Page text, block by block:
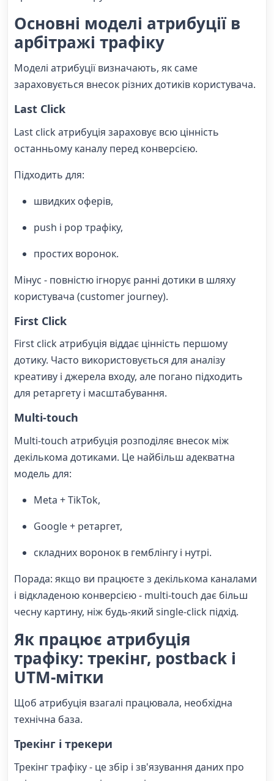
Основні моделі атрибуції в
арбітражі трафіку
Моделі атрибуції визначають, як саме
зараховується внесок різних дотиків користувача.
Last Click
Last click атрибуція зараховує всю цінність
останньому каналу перед конверсією.
Підходить для:
швидких оферів,
push і pop трафіку,
простих воронок.
Мінус - повністю ігнорує ранні дотики в шляху
користувача (customer journey).
First Click
First click атрибуція віддає цінність першому
дотику. Часто використовується для аналізу
креативу і джерела входу, але погано підходить
для ретаргету і масштабування.
Multi-touch
Multi-touch атрибуція розподіляє внесок між
декількома дотиками. Це найбільш адекватна
модель для:
Meta + TikTok,
Google + ретаргет,
складних воронок в гемблінгу і нутрі.
Порада: якщо ви працюєте з декількома каналами
і відкладеною конверсією - multi-touch дає більш
чесну картину, ніж будь-який single-click підхід.
Як працює атрибуція
трафіку: трекінг, postback і
UTM-мітки
Щоб атрибуція взагалі працювала, необхідна
технічна база.
Трекінг і трекери
Трекінг трафіку - це збір і зв'язування даних про